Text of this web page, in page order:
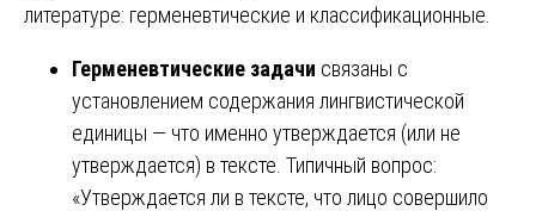
литературе: герменевтические и классификационные.
Герменевтические задачи связаны с
установлением содержания лингвистической
единицы — что именно утверждается (или не
утверждается) в тексте. Типичный вопрос:
«Утверждается ли в тексте, что лицо совершило